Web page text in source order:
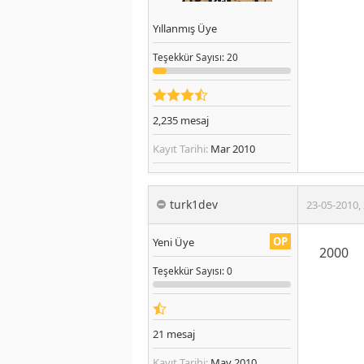
Yıllanmış Üye
TeşekkürSayısı: 20
2,235 mesaj
Kayıt Tarihi: Mar 2010
turk1dev 23-05-2010,
OP
Yeni Üye
TeşekkürSayısı: 0
21 mesaj
2000